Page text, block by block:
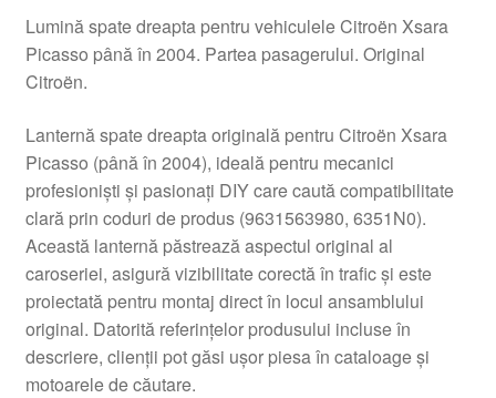
Lumină spate dreapta pentru vehiculele Citroën Xsara
Picasso până în 2004. Partea pasagerului. Original
Citroën.
Lanternă spate dreapta originală pentru Citroën Xsara
Picasso (până în 2004), ideală pentru mecanici
profesioniști și pasionați DIY care caută compatibilitate
clară prin coduri de produs (9631563980, 6351N0).
Această lanternă păstrează aspectul original al
caroseriei, asigură vizibilitate corectă în trafic și este
proiectată pentru montaj direct în locul ansamblului
original. Datorită referințelor produsului incluse în
descriere, clienții pot găsi ușor piesa în cataloage și
motoarele de căutare.